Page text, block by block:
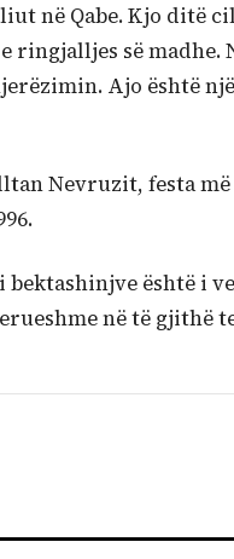
në Qabe. Kjo ditë
ringjalljes së
Ajo është
Nevruzit, festa
bektashinjve është i
në të gjithë